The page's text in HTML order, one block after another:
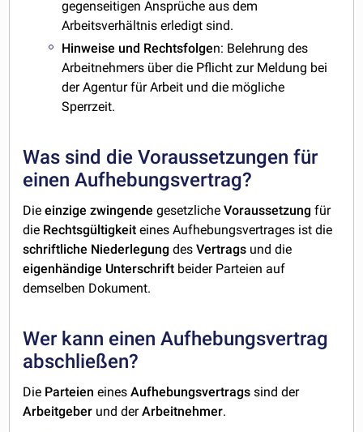
gegenseitigen Ansprüche aus dem
Arbeitsverhältnis erledigt sind.
Hinweise und Rechtsfolgen: Belehrung des
Arbeitnehmers über die Pflicht zur Meldung bei
der Agentur für Arbeit und die mögliche
Sperrzeit.
Was sind die Voraussetzungen für
einen Aufhebungsvertrag?
Dieeinzige zwingende gesetzlicheVoraussetzung für
die Rechtsgültigkeit eines Aufhebungsvertrages ist die
schriftliche Niederlegung desVertrags und die
eigenhändige Unterschrift beider Parteien auf
demselben Dokument.
Wer kann einen Aufhebungsvertrag
abschließen?
Die Parteien einesAufhebungsvertrags sind der
Arbeitgeber und derArbeitnehmer.